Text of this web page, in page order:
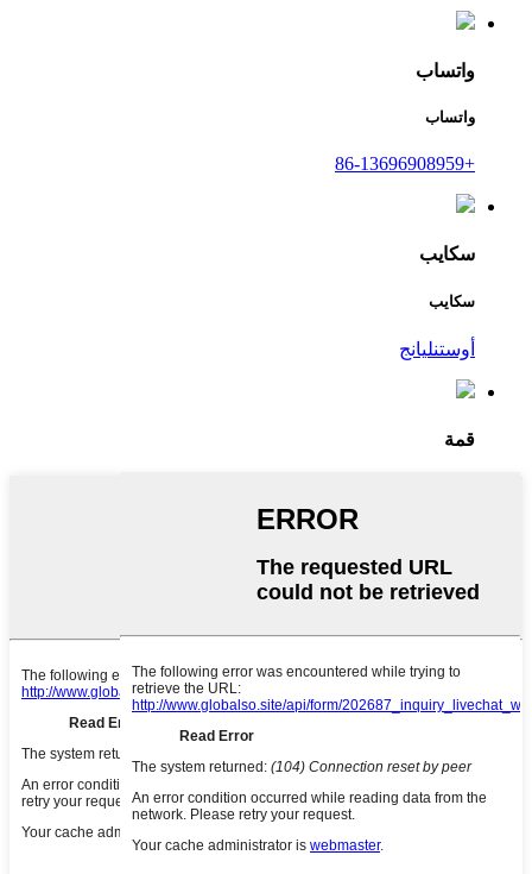
واتساب
واتساب
+86-13696908959
سكايب
سكايب
أوستنليانج
قمة